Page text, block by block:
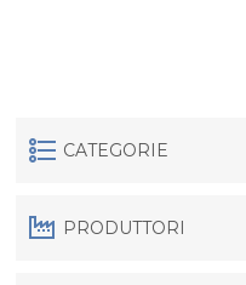
CATEGORIE
PRODUTTORI